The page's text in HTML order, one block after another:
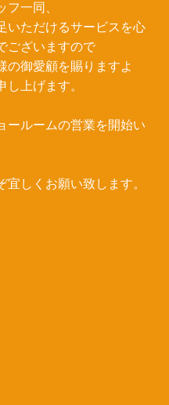
フ一同、
いただけるサービスを心
ございますので
の御愛顧を賜りますよ
し上げます。
ールームの営業を開始い
宜しくお願い致します。